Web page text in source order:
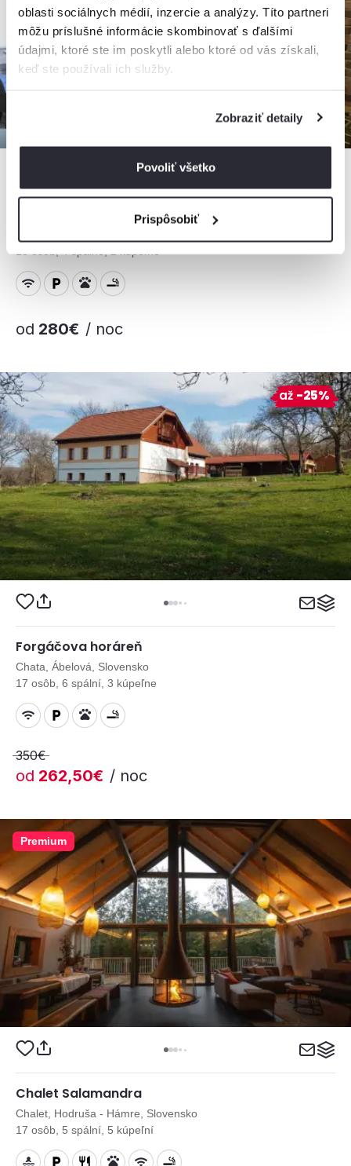
oblasti sociálnych médií, inzercie a analýzy. Títo partneri
môžu príslušné informácie skombinovať s ďalšími
údajmi, ktoré ste im poskytli alebo ktoré od vás získali,
keď ste používali ich služby.
Zobraziť detaily
Povoliť všetko
Prispôsobiť
od 280€ / noc
Forgáčova horáreň
Chata, Ábelová, Slovensko
17 osôb, 6 spální, 3 kúpeľne
350€
od 262,50€ / noc
až -25%
Chalet Salamandra
Chalet, Hodruša - Hámre, Slovensko
17 osôb, 5 spální, 5 kúpeľní
Premium